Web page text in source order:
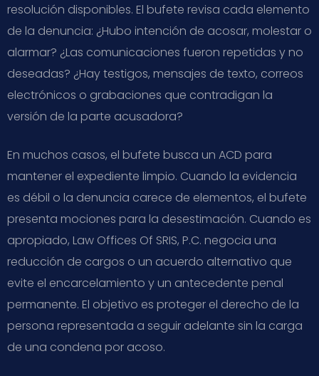
resolución disponibles. El bufete revisa cada elemento
de la denuncia: ¿Hubo intención de acosar, molestar o
alarmar? ¿Las comunicaciones fueron repetidas y no
deseadas? ¿Hay testigos, mensajes de texto, correos
electrónicos o grabaciones que contradigan la
versión de la parte acusadora?
En muchos casos, el bufete busca un ACD para
mantener el expediente limpio. Cuando la evidencia
es débil o la denuncia carece de elementos, el bufete
presenta mociones para la desestimación. Cuando es
apropiado, Law Offices Of SRIS, P.C. negocia una
reducción de cargos o un acuerdo alternativo que
evite el encarcelamiento y un antecedente penal
permanente. El objetivo es proteger el derecho de la
persona representada a seguir adelante sin la carga
de una condena por acoso.